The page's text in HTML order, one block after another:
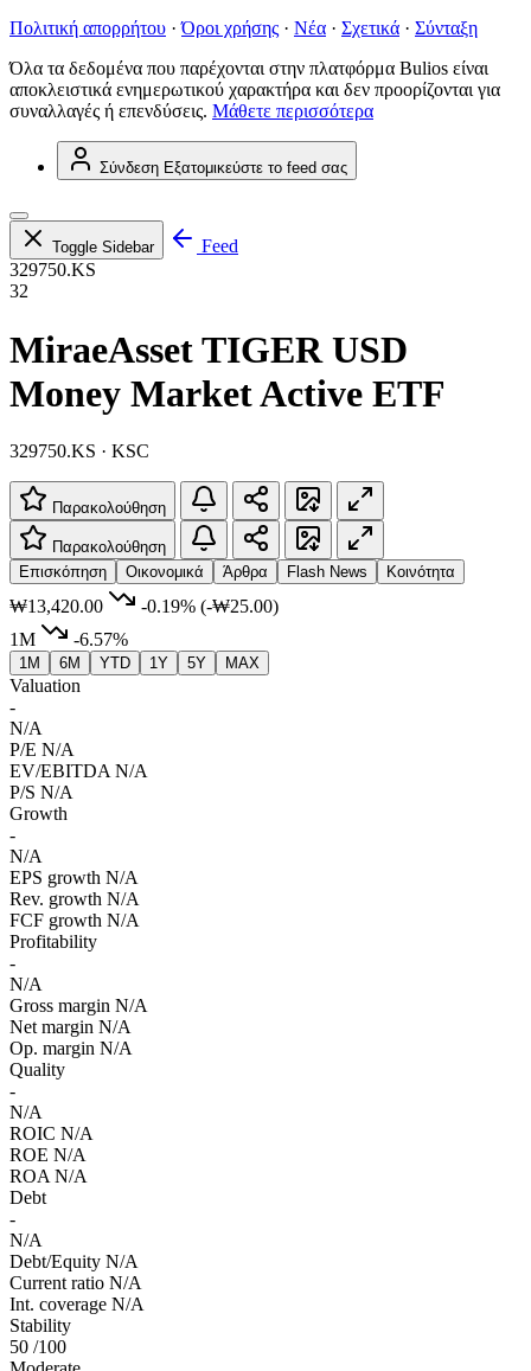
Πολιτική απορρήτου · Όροι χρήσης · Νέα · Σχετικά · Σύνταξη
Όλα τα δεδομένα που παρέχονται στην πλατφόρμα Bulios είναι
αποκλειστικά ενημερωτικού χαρακτήρα και δεν προορίζονται για
συναλλαγές ή επενδύσεις. Μάθετε περισσότερα
Σύνδεση Εξατομικεύστε το feed σας
Toggle Sidebar
Feed
329750.KS
32
MiraeAsset TIGER USD
Money Market Active ETF
329750.KS · KSC
Παρακολούθηση
Παρακολούθηση
Επισκόπηση
Οικονομικά Άρθρα Flash News Κοινότητα
₩13,420.00 -0.19% (-₩25.00)
1M
-6.57%
1M 6M YTD 1Y 5Y MAX
Valuation
-
N/A
P/E N/A
EV/EBITDA N/A
P/S N/A
Growth
-
N/A
EPS growth N/A
Rev. growth N/A
FCF growth N/A
Profitability
-
N/A
Gross margin N/A
Net margin N/A
Op. margin N/A
Quality
-
N/A
ROIC N/A
ROE N/A
ROA N/A
Debt
-
N/A
Debt/Equity N/A
Current ratio N/A
Int. coverage N/A
Stability
50 /100